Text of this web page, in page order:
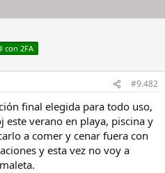
con 2FA
#9.482
final elegida para todo uso,
este verano en playa, piscina y
a comer y cenar fuera con
y esta vez no voy a